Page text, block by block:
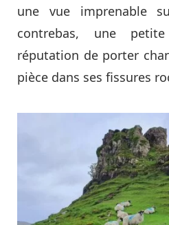
une vue imprenable
contrebas, une
réputation de porter
pièce dans ses fissures